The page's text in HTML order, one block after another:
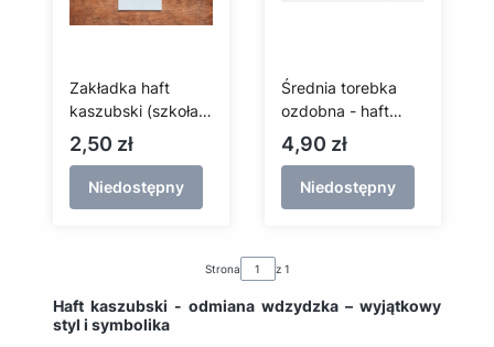
Zakładka haft
kaszubski (szkoła
wdzydzka)
Cena
2,50 zł
Niedostępny
Średnia torebka
ozdobna - haft
wdzydzki
Cena
4,90 zł
Niedostępny
Strona z 1
Haft kaszubski - odmiana wdzydzka – wyjątkowy
styl i symbolika